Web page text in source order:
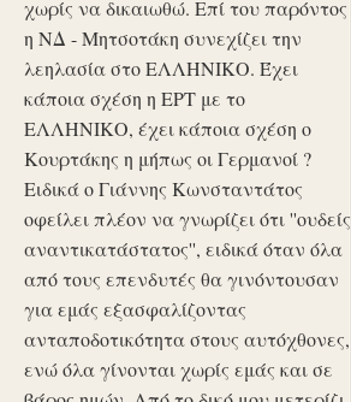
χωρίς να δικαιωθώ. Επί του παρόντος
η ΝΔ - Μητσοτάκη συνεχίζει την
λεηλασία στο ΕΛΛΗΝΙΚΟ. Έχει
κάποια σχέση η ΕΡΤ με το
ΕΛΛΗΝΙΚΟ, έχει κάποια σχέση ο
Κουρτάκης η μήπως οι Γερμανοί ?
Ειδικά ο Γιάννης Κωνσταντάτος
οφείλει πλέον να γνωρίζει ότι ''ουδείς
αναντικατάστατος'', ειδικά όταν όλα
από τους επενδυτές θα γινόντουσαν
για εμάς εξασφαλίζοντας
ανταποδοτικότητα στους αυτόχθονες,
ενώ όλα γίνονται χωρίς εμάς και σε